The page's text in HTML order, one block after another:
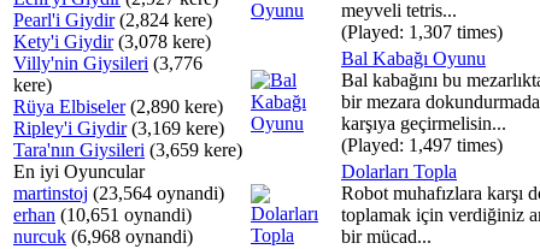
Pearl'i Giydir(2,824 kere)
Kety'i Giydir(3,078 kere)
Villy'nin Giysileri (3,776
kere)
Rüya Elbiseler(2,890 kere)
Ripley'i Giydir(3,169 kere)
Tara'nın Giysileri (3,659 kere)
En iyi Oyuncular
martinstoj (23,564 oynandi)
erhan (10,651 oynandi)
nurcuk (6,968 oynandi)
meyveli tetris...
(Played: 1,307 times)
Bal Kabağı Oyunu
Bal kabağını bu
bir mezara
karşıya geçirmelisin...
(Played: 1,497 times)
Dolarları Topla
Robot muhafızlara karşı
toplamak için verdiğiniz
bir mücad...